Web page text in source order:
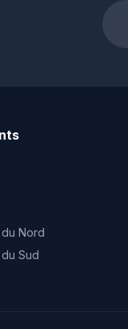
Nord
Sud